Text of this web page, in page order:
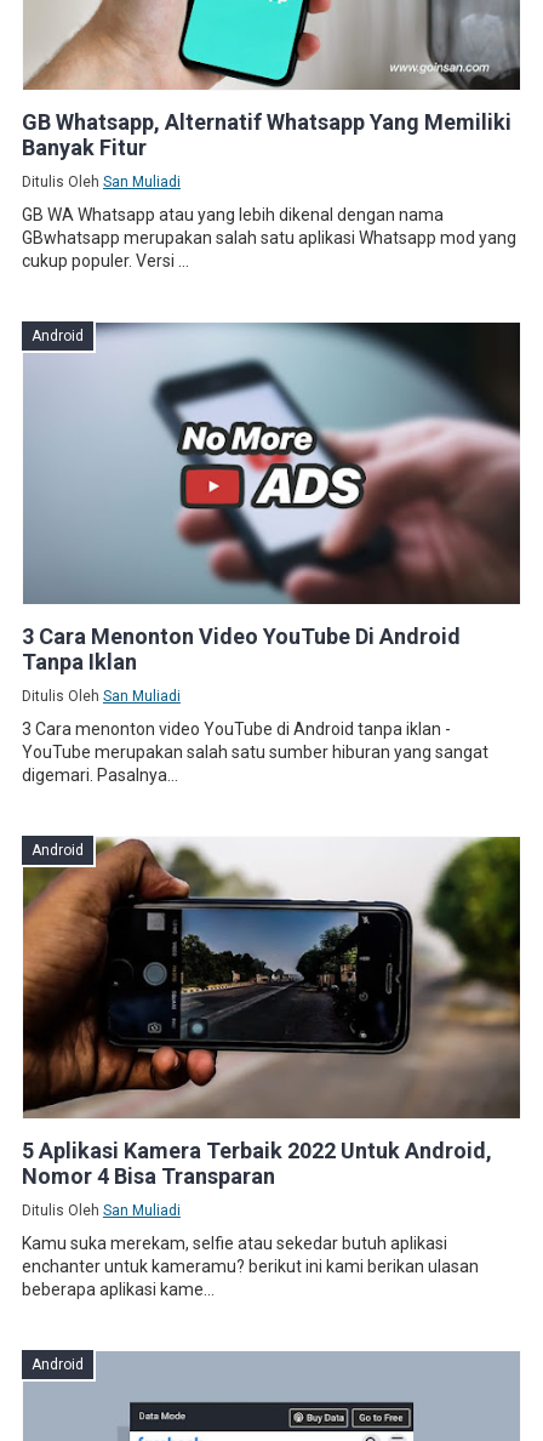
GB Whatsapp, Alternatif Whatsapp Yang Memiliki
Banyak Fitur
Ditulis Oleh San Muliadi
GB WA Whatsapp atau yang lebih dikenal dengan nama
GBwhatsapp merupakan salah satu aplikasi Whatsapp mod yang
cukup populer. Versi ...
Android
3 Cara Menonton Video YouTube Di Android
Tanpa Iklan
Ditulis Oleh San Muliadi
3 Cara menonton video YouTube di Android tanpa iklan -
YouTube merupakan salah satu sumber hiburan yang sangat
digemari. Pasalnya...
Android
5 Aplikasi Kamera Terbaik 2022 Untuk Android,
Nomor 4 Bisa Transparan
Ditulis Oleh San Muliadi
Kamu suka merekam, selfie atau sekedar butuh aplikasi
enchanter untuk kameramu? berikut ini kami berikan ulasan
beberapa aplikasi kame...
Android